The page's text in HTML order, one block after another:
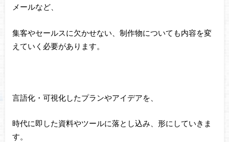
メールなど、
集客やセールスに欠かせない、制作物についても内容を変
えていく必要があります。
言語化・可視化したプランやアイデアを、
時代に即した資料やツールに落とし込み、形にしていきま
す。